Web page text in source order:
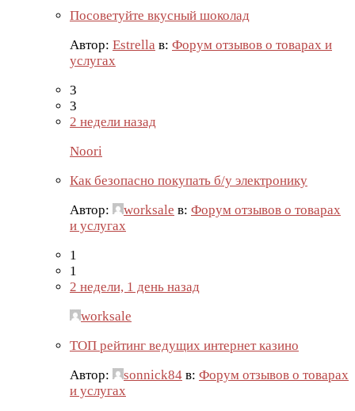
Посоветуйте вкусный шоколад
Автор: Estrella в: Форум отзывов о товарах и
услугах
3
3
2 недели назад
Noori
Как безопасно покупать б/у электронику
Автор:
worksale в: Форум отзывов о товарах
и услугах
1
1
2 недели, 1 день назад
worksale
ТОП рейтинг ведущих интернет казино
Автор:
sonnick84 в: Форум отзывов о товарах
и услугах